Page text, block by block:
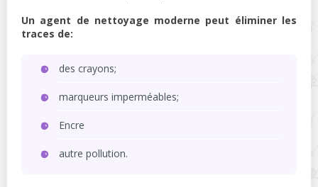
Un agent de nettoyage moderne peut éliminer les
traces de:
des crayons;
marqueurs imperméables;
Encre
autre pollution.